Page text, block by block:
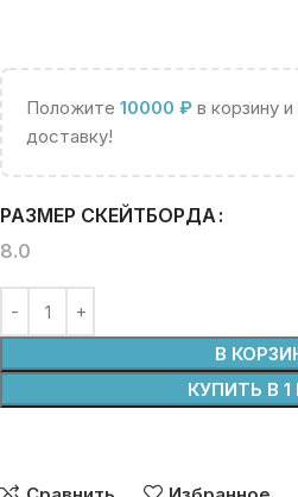
Положите 10000 ₽ в корзину
доставку!
РАЗМЕР СКЕЙТБОРДА
8.0
В
КУПИТЬ В 1